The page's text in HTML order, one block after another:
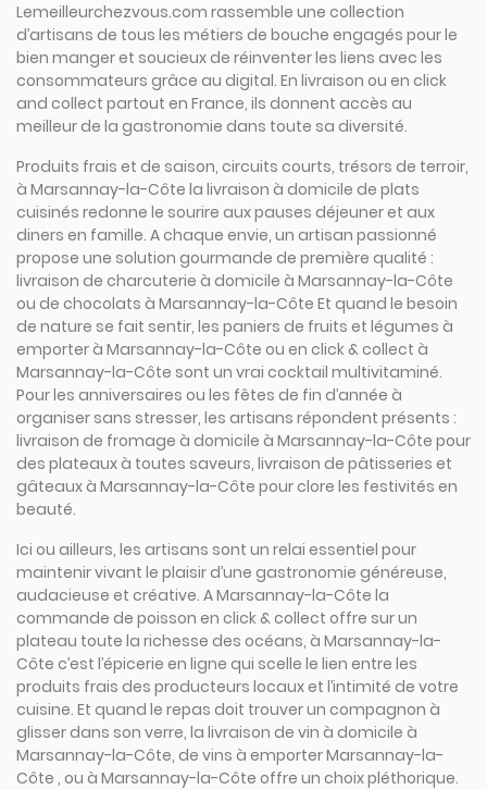
Lemeilleurchezvous.com rassemble une collection
d’artisans de tous les métiers de bouche engagés pour le
bien manger et soucieux de réinventer les liens avec les
consommateurs grâce au digital. En livraison ou en click
and collect partout en France, ils donnent accès au
meilleur de la gastronomie dans toute sa diversité.
Produits frais et de saison, circuits courts, trésors de terroir,
à Marsannay-la-Côte la livraison à domicile de plats
cuisinés redonne le sourire aux pauses déjeuner et aux
diners en famille. A chaque envie, un artisan passionné
propose une solution gourmande de première qualité :
livraison de charcuterie à domicile à Marsannay-la-Côte
ou de chocolats à Marsannay-la-Côte Et quand le besoin
de nature se fait sentir, les paniers de fruits et légumes à
emporter à Marsannay-la-Côte ou en click & collect à
Marsannay-la-Côte sont un vrai cocktail multivitaminé.
Pour les anniversaires ou les fêtes de fin d’année à
organiser sans stresser, les artisans répondent présents :
livraison de fromage à domicile à Marsannay-la-Côte pour
des plateaux à toutes saveurs, livraison de pâtisseries et
gâteaux à Marsannay-la-Côte pour clore les festivités en
beauté.
Ici ou ailleurs, les artisans sont un relai essentiel pour
maintenir vivant le plaisir d’une gastronomie généreuse,
audacieuse et créative. A Marsannay-la-Côte la
commande de poisson en click & collect offre sur un
plateau toute la richesse des océans, à Marsannay-la-
Côte c’est l’épicerie en ligne qui scelle le lien entre les
produits frais des producteurs locaux et l’intimité de votre
cuisine. Et quand le repas doit trouver un compagnon à
glisser dans son verre, la livraison de vin à domicile à
Marsannay-la-Côte, de vins à emporter Marsannay-la-
Côte , ou à Marsannay-la-Côte offre un choix pléthorique.